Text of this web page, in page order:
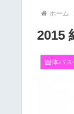
ホーム
2015
国体バス